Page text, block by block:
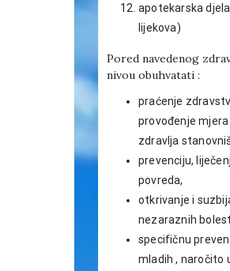
apotekarska
lijekova)
Pored navedenog
nivou obuhvatati :
praćenje
provođenje
zdravlja
prevenciju,
povreda,
otkrivanje i
nezaraznih
specifičnu
mladih , naročito